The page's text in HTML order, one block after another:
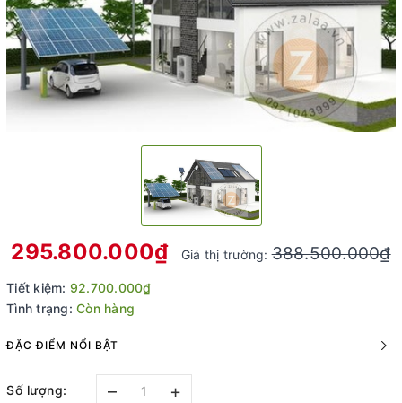
295.800.000₫ Giá thị trường:388.500.000₫
Tiết kiệm: 92.700.000₫
Tình trạng: Còn hàng
ĐẶC ĐIỂM NỔI BẬT
Số lượng: – +